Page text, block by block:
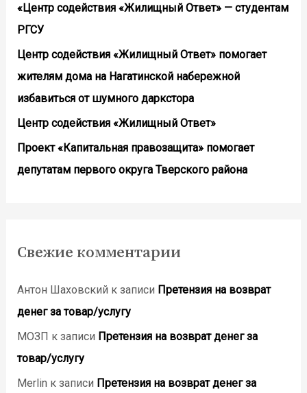
«Центр содействия «Жилищный Ответ» — студентам
РГСУ
Центр содействия «Жилищный Ответ» помогает
жителям дома на Нагатинской набережной
избавиться от шумного даркстора
Центр содействия «Жилищный Ответ»
Проект «Капитальная правозащита» помогает
депутатам первого округа Тверского района
Свежие комментарии
Антон Шаховский к записи Претензия на возврат
денег за товар/услугу
МОЗП к записи Претензия на возврат денег за
товар/услугу
Merlin к записи Претензия на возврат денег за